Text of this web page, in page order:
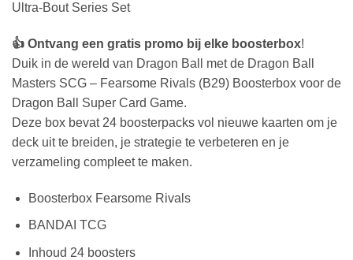
Ultra-Bout Series Set
👍 Ontvang een gratis promo bij elke boosterbox!
Duik in de wereld van Dragon Ball met de Dragon Ball
Masters SCG – Fearsome Rivals (B29) Boosterbox voor de
Dragon Ball Super Card Game.
Deze box bevat 24 boosterpacks vol nieuwe kaarten om je
deck uit te breiden, je strategie te verbeteren en je
verzameling compleet te maken.
Boosterbox Fearsome Rivals
BANDAI TCG
Inhoud 24 boosters